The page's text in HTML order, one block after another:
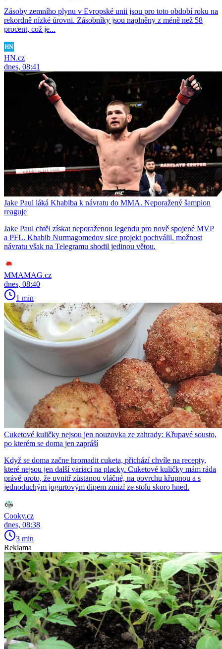
Zásoby zemního plynu v Evropské unii jsou pro toto období roku na
rekordně nízké úrovni. Zásobníky jsou naplněny z méně než 58
procent, což je...
HN.cz
dnes, 08:41
Jake Paul láká Khabiba k návratu do MMA. Neporažený šampion
reaguje
Jake Paul chtěl získat neporaženou legendu pro nově spojené MVP
a PFL. Khabib Nurmagomedov sice projekt pochválil, možnost
návratu však na Telegramu shodil jedinou větou.
MMAMAG.cz
dnes, 08:40
1 min
Cuketové kuličky nejsou jen nouzovka ze zahrady: Křupavé sousto,
po kterém se doma jen zapráší
Když se doma začne hromadit cuketa, přichází chvíle na recepty,
které nejsou jen další variací na placky. Cuketové kuličky mám ráda
právě proto, že uvnitř zůstanou vláčné, na povrchu křupnou a s
jednoduchým jogurtovým dipem zmizí ze stolu skoro hned.
Cooky.cz
dnes, 08:38
3 min
Reklama